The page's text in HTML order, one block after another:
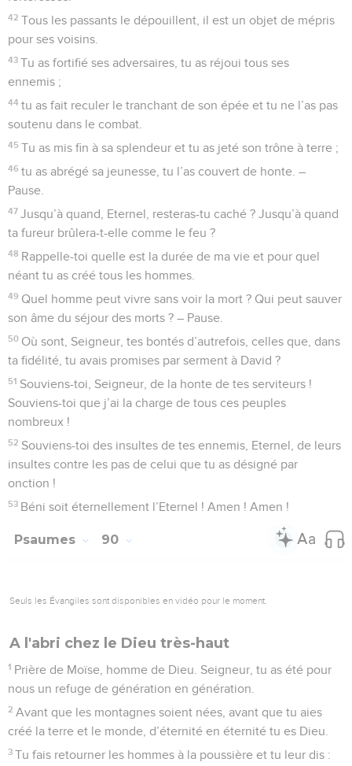
42 Tous les passants le dépouillent, il est un objet de mépris
pour ses voisins.
43 Tu as fortifié ses adversaires, tu as réjoui tous ses
ennemis ;
44 tu as fait reculer le tranchant de son épée et tu ne l’as pas
soutenu dans le combat.
45 Tu as mis fin à sa splendeur et tu as jeté son trône à terre ;
46 tu as abrégé sa jeunesse, tu l’as couvert de honte. –
Pause.
47 Jusqu’à quand, Eternel, resteras-tu caché ? Jusqu’à quand
ta fureur brûlera-t-elle comme le feu ?
48 Rappelle-toi quelle est la durée de ma vie et pour quel
néant tu as créé tous les hommes.
49 Quel homme peut vivre sans voir la mort ? Qui peut sauver
son âme du séjour des morts ? – Pause.
50 Où sont, Seigneur, tes bontés d’autrefois, celles que, dans
ta fidélité, tu avais promises par serment à David ?
51 Souviens-toi, Seigneur, de la honte de tes serviteurs !
Souviens-toi que j’ai la charge de tous ces peuples
nombreux !
52 Souviens-toi des insultes de tes ennemis, Eternel, de leurs
insultes contre les pas de celui que tu as désigné par
onction !
53 Béni soit éternellement l’Eternel ! Amen ! Amen !
Psaumes 90
Seuls les Évangiles sont disponibles en vidéo pour le moment.
A l'abri chez le Dieu très-haut
1 Prière de Moïse, homme de Dieu. Seigneur, tu as été pour
nous un refuge de génération en génération.
2 Avant que les montagnes soient nées, avant que tu aies
créé la terre et le monde, d’éternité en éternité tu es Dieu.
3 Tu fais retourner les hommes à la poussière et tu leur dis :